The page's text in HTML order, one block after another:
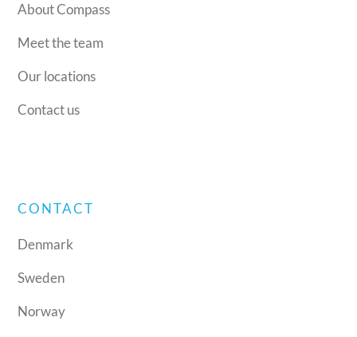
About Compass
Meet the team
Our locations
Contact us
CONTACT
Denmark
Sweden
Norway